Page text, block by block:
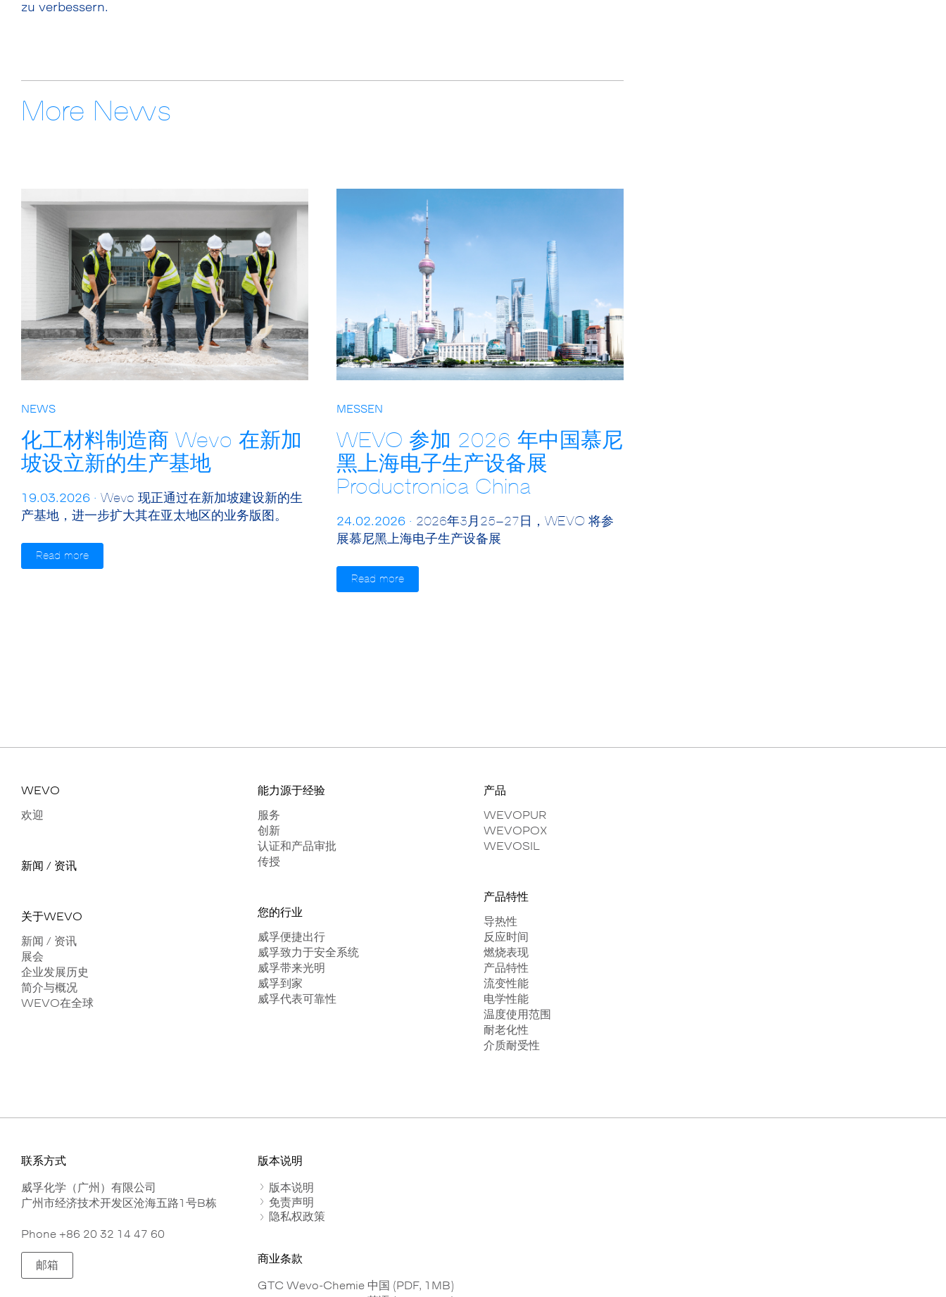
zu verbessern.
More News
NEWS
化工材料制造商 Wevo 在新加
坡设立新的生产基地
19.03.2026 · Wevo 现正通过在新加坡建设新的生
产基地，进一步扩大其在亚太地区的业务版图。
Read more
MESSEN
WEVO 参加 2026 年中国慕尼
黑上海电子生产设备展
Productronica China
24.02.2026 · 2026年3月25–27日，WEVO 将参
展慕尼黑上海电子生产设备展
Read more
WEVO
欢迎
新闻 / 资讯
关于WEVO
新闻 / 资讯
展会
企业发展历史
简介与概况
WEVO在全球
能力源于经验
服务
创新
认证和产品审批
传授
您的行业
威孚便捷出行
威孚致力于安全系统
威孚带来光明
威孚到家
威孚代表可靠性
产品
WEVOPUR
WEVOPOX
WEVOSIL
产品特性
导热性
反应时间
燃烧表现
产品特性
流变性能
电学性能
温度使用范围
耐老化性
介质耐受性
联系方式
威孚化学（广州）有限公司
广州市经济技术开发区沧海五路1号B栋
Phone +86 20 32 14 47 60
邮箱
版本说明
版本说明
免责声明
隐私权政策
商业条款
GTC Wevo-Chemie 中国 (PDF, 1MB)